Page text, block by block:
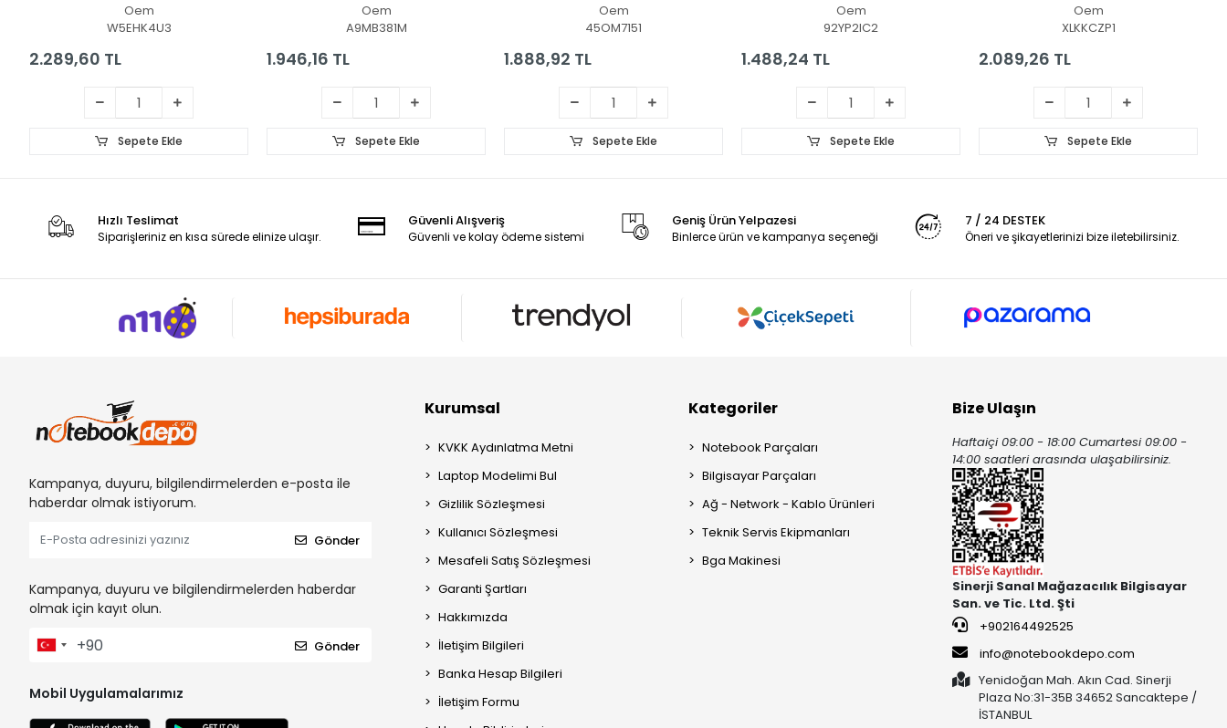
Oem
W5EHK4U3
2.289,60 TL
Sepete Ekle
Oem
A9MB381M
1.946,16 TL
Sepete Ekle
Oem
45OM7151
1.888,92 TL
Sepete Ekle
Oem
92YP2IC2
1.488,24 TL
Sepete Ekle
Oem
XLKKCZP1
2.089,26 TL
Sepete Ekle
Hızlı Teslimat
Siparişleriniz en kısa sürede elinize ulaşır.
Güvenli Alışveriş
Güvenli ve kolay ödeme sistemi
Geniş Ürün Yelpazesi
Binlerce ürün ve kampanya seçeneği
7 / 24 DESTEK
Öneri ve şikayetlerinizi bize iletebilirsiniz.
Kampanya, duyuru, bilgilendirmelerden e-posta ile
haberdar olmak istiyorum.
Gönder
Kampanya, duyuru ve bilgilendirmelerden haberdar
olmak için kayıt olun.
Gönder
Mobil Uygulamalarımız
Kurumsal
KVKK Aydınlatma Metni
Laptop Modelimi Bul
Gizlilik Sözleşmesi
Kullanıcı Sözleşmesi
Mesafeli Satış Sözleşmesi
Garanti Şartları
Hakkımızda
İletişim Bilgileri
Banka Hesap Bilgileri
İletişim Formu
Kategoriler
Notebook Parçaları
Bilgisayar Parçaları
Ağ - Network - Kablo Ürünleri
Teknik Servis Ekipmanları
Bga Makinesi
Bize Ulaşın
Haftaiçi 09:00 - 18:00 Cumartesi 09:00 -
14:00 saatleri arasında ulaşabilirsiniz.
Sinerji Sanal Mağazacılık Bilgisayar
San. ve Tic. Ltd. Şti
+902164492525
info@notebookdepo.com
Yenidoğan Mah. Akın Cad. Sinerji
Plaza No:31-35B 34652 Sancaktepe /
İSTANBUL